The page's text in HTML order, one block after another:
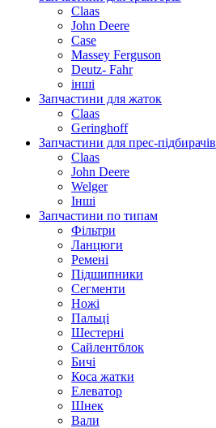
Claas
John Deere
Case
Massey Ferguson
Deutz- Fahr
інші
Запчастини для жаток
Claas
Geringhoff
Запчастини для прес-підбирачів
Claas
John Deere
Welger
Інші
Запчастини по типам
Фільтри
Ланцюги
Ремені
Підшипники
Сегменти
Ножі
Пальці
Шестерні
Сайлентблок
Бичі
Коса жатки
Елеватор
Шнек
Вали